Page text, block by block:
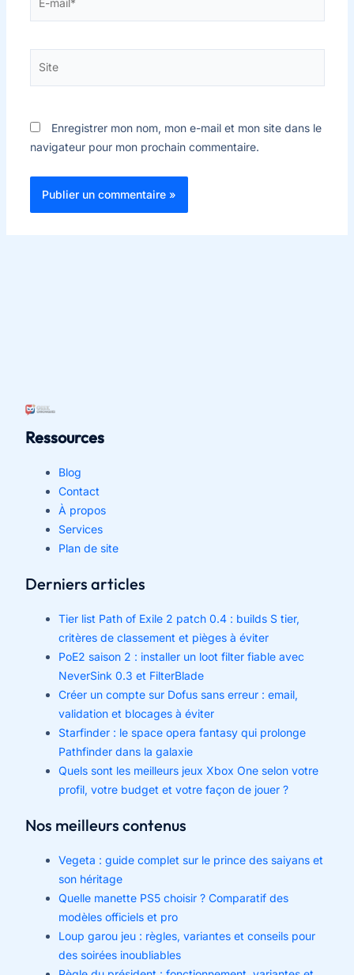
Enregistrer mon nom, mon e-mail et mon site dans le
navigateur pour mon prochain commentaire.
Ressources
Blog
Contact
À propos
Services
Plan de site
Derniers articles
Tier list Path of Exile 2 patch 0.4 : builds S tier,
critères de classement et pièges à éviter
PoE2 saison 2 : installer un loot filter fiable avec
NeverSink 0.3 et FilterBlade
Créer un compte sur Dofus sans erreur : email,
validation et blocages à éviter
Starfinder : le space opera fantasy qui prolonge
Pathfinder dans la galaxie
Quels sont les meilleurs jeux Xbox One selon votre
profil, votre budget et votre façon de jouer ?
Nos meilleurs contenus
Vegeta : guide complet sur le prince des saiyans et
son héritage
Quelle manette PS5 choisir ? Comparatif des
modèles officiels et pro
Loup garou jeu : règles, variantes et conseils pour
des soirées inoubliables